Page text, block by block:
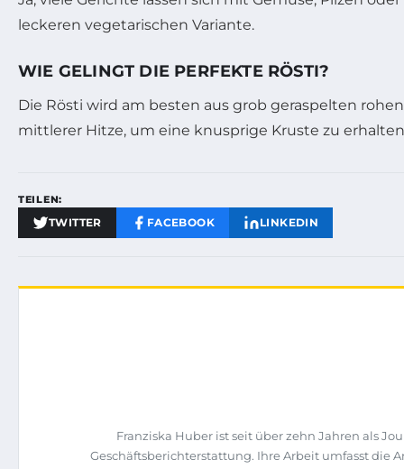
leckeren vegetarischen Variante.
WIE GELINGT DIE PERFEKTE RÖSTI?
Die Rösti wird am besten aus grob geraspelten
mittlerer Hitze, um eine knusprige Kruste zu
TEILEN:
TWITTER FACEBOOK LINKEDIN
Franziska Huber ist seit über zehn Jahren als
Geschäftsberichterstattung. Ihre Arbeit umfasst